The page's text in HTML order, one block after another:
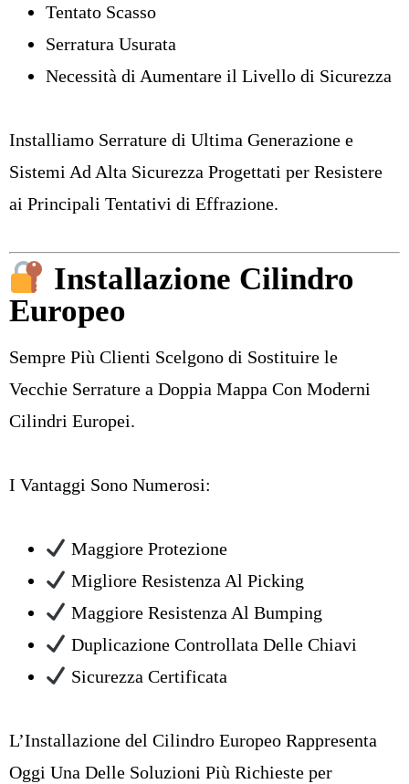
Tentato Scasso
Serratura Usurata
Necessità di Aumentare il Livello di Sicurezza
Installiamo Serrature di Ultima Generazione e
Sistemi Ad Alta Sicurezza Progettati per Resistere
ai Principali Tentativi di Effrazione.
Installazione Cilindro
Europeo
Sempre Più Clienti Scelgono di Sostituire le
Vecchie Serrature a Doppia Mappa Con Moderni
Cilindri Europei.
I Vantaggi Sono Numerosi:
Maggiore Protezione
Migliore Resistenza Al Picking
Maggiore Resistenza Al Bumping
Duplicazione Controllata Delle Chiavi
Sicurezza Certificata
L’Installazione del Cilindro Europeo Rappresenta
Oggi Una Delle Soluzioni Più Richieste per